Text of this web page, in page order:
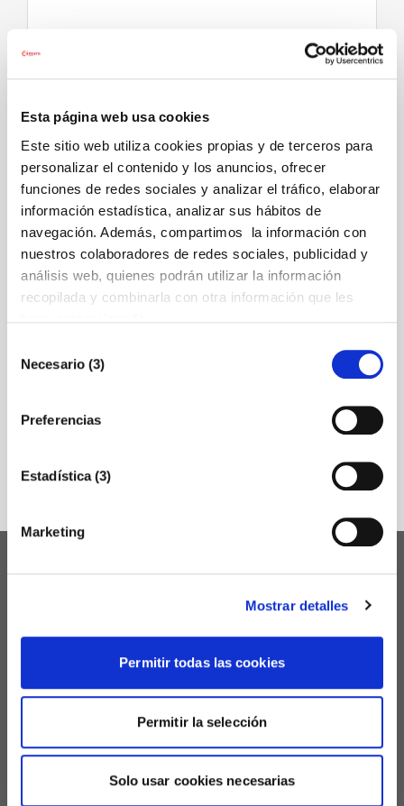
Esta página web usa cookies
Este sitio web utiliza cookies propias y de terceros para
personalizar el contenido y los anuncios, ofrecer
funciones de redes sociales y analizar el tráfico, elaborar
información estadística, analizar sus hábitos de
navegación. Además, compartimos la información con
nuestros colaboradores de redes sociales, publicidad y
análisis web, quienes podrán utilizar la información
recopilada y combinarla con otra información que les
Necesario (3)
Preferencias
Estadística (3)
Marketing
Mostrar detalles
Permitir todas las cookies
Permitir la selección
Solo usar cookies necesarias
Solicita un cuaderno ATA cuando necesites
trasladar tu mercancía de forma temporal a
países no comunitarios.
La simple presentación de este documento te
evita liquidar los aranceles e impuestos que
gravan la exportación.
ABOUT THE CÁMARA
PREMIO PYME DEL AÑO 2026
ENACTIO - CLUB DE NEGOCIOS